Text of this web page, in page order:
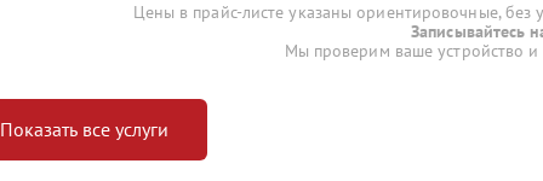
Цены в прайс-листе указаны ориентировочные, без
Записывайтесь
Мы проверим ваше устройство и
Показать все услуги